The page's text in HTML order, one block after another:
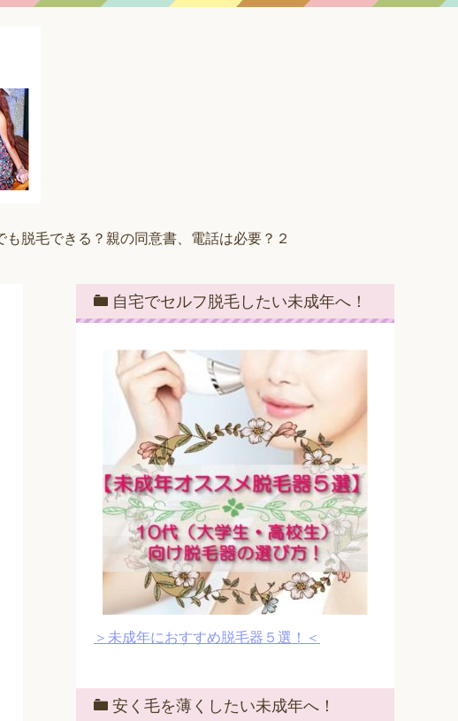
脱毛できる？親の同意書、電話は必要？２
自宅でセルフ脱毛したい未成年へ！
＞未成年におすすめ脱毛器５選！＜
安く毛を薄くしたい未成年へ！